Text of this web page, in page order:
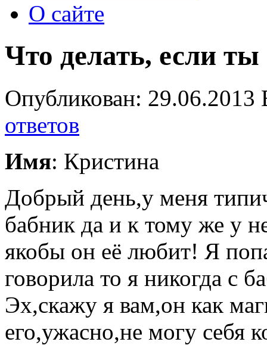
О сайте
Что делать, если
Опубликован:
ответов
Имя: Кристина
Добрый день,у меня
бабник да и к тому же у
якобы он её любит! Я
говорила то я никогда с
Эх,скажу я вам,он как
его,ужасно,не могу себя